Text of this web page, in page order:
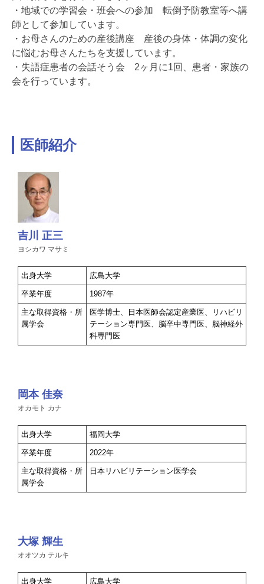
・地域での学習会・班会への参加 転倒予防教室等へ講
師として参加しています。
・お母さんのための産後講座 産後の身体・体調の変化
に悩むお母さんたちを支援しています。
・失語症患者の会話そう会 2ヶ月に1回、患者・家族の
会を行っています。
医師紹介
吉川 正三
ヨシカワ マサミ
出身大学 広島大学
卒業年度 1987年
主な取得資格・所
属学会
医学博士、日本医師会認定産業医、リハビリ
テーション専門医、脳卒中専門医、脳神経外
科専門医
岡本 佳奈
オカモト カナ
出身大学 福岡大学
卒業年度 2022年
主な取得資格・所
属学会
日本リハビリテーション医学会
大塚 輝生
オオツカ テルキ
出身大学 広島大学